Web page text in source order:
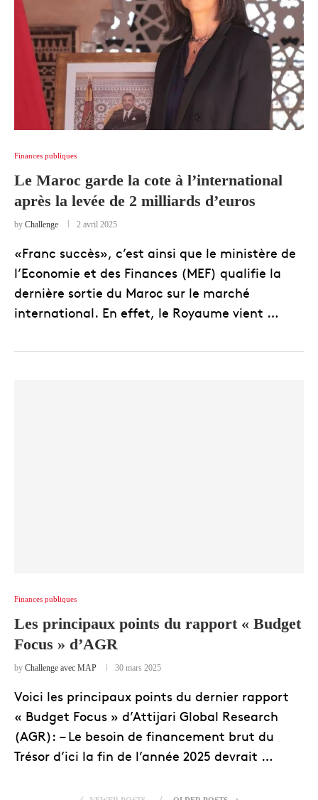
Finances publiques
Le Maroc garde la cote à l’international
après la levée de 2 milliards d’euros
by Challenge 2 avril 2025
«Franc succès», c’est ainsi que le ministère de
l’Economie et des Finances (MEF) qualifie la
dernière sortie du Maroc sur le marché
international. En effet, le Royaume vient …
Finances publiques
Les principaux points du rapport « Budget
Focus » d’AGR
by Challenge avec MAP 30 mars 2025
Voici les principaux points du dernier rapport
« Budget Focus » d’Attijari Global Research
(AGR): – Le besoin de financement brut du
Trésor d’ici la fin de l’année 2025 devrait …